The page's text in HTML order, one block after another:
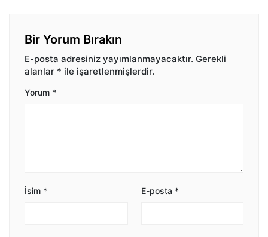
Bir Yorum Bırakın
E-posta adresiniz yayımlanmayacaktır. Gerekli
alanlar * ile işaretlenmişlerdir.
Yorum *
İsim * E-posta *